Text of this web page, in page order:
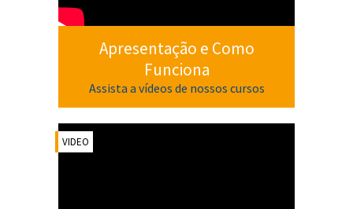
Apresentação e Como
Funciona
Assista a vídeos de nossos cursos
VIDEO